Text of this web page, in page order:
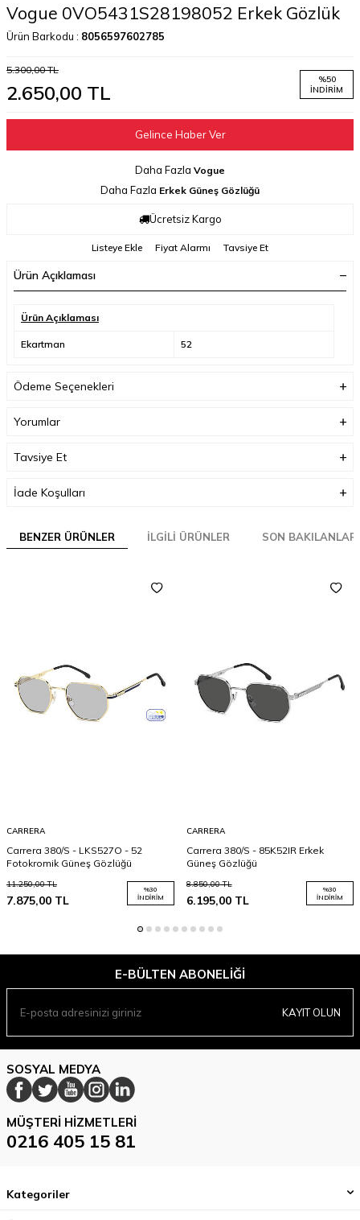
Vogue 0VO5431S28198052 Erkek Gözlük
Ürün Barkodu : 8056597602785
5.300,00TL
2.650,00 TL
%50
İNDIRIM
Gelince Haber Ver
Daha Fazla Vogue
Daha Fazla Erkek Güneş Gözlüğü
Ücretsiz Kargo
Listeye Ekle Fiyat Alarmı Tavsiye Et
Ürün Açıklaması
Ürün Açıklaması
Ekartman 52
Ödeme Seçenekleri
Yorumlar
Tavsiye Et
İade Koşulları
BENZER ÜRÜNLER İLGILI ÜRÜNLER SON BAKILANLAR
CARRERA
Carrera 380/S - LKS527O - 52
Fotokromik Güneş Gözlüğü
11.250,00TL
7.875,00 TL
%30
İNDIRIM
CARRERA
Carrera 380/S - 85K52IR Erkek
Güneş Gözlüğü
8.850,00TL
6.195,00TL
%30
İNDIRIM
E-BÜLTEN ABONELIĞI
KAYIT OLUN
SOSYAL MEDYA
MÜŞTERI HIZMETLERI
0216 405 15 81
Kategoriler